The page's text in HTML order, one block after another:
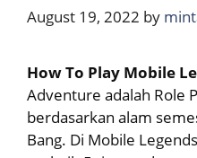
August 19, 2022 by
How To Play Mobile
Adventure adalah Role
berdasarkan alam
Bang. Di Mobile